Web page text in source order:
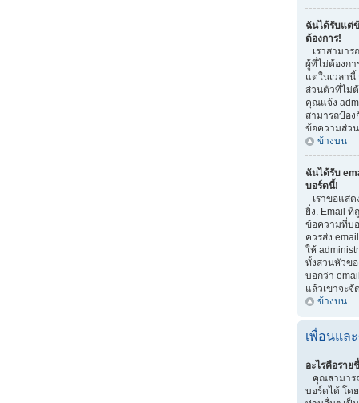
ฉันได้รับแต่
ต้องการ!
เราสามาร
ผู้ที่ไม่ต้องก
แต่ในเวลา
ส่วนตัวที่ไม่
คุณแจ้ง
สามารถป้อ
ข้อความส่ว
ข้างบน
ฉันได้รับ
บอร์ดนี้!
เราขอแสด
ยิ่ง. Email ที่
ข้อความที่บ
ควรส่ง
ให้
ทั้งส่วนหัวข
บอกว่า
แล้วเขาจะจั
ข้างบน
เพื่อนแล
อะไรคือรา
คุณสามาร
บอร์ดได้ โด